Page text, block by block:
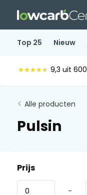
Top 25 Nieuw
★★★★★
★★★★★ 9,3 uit
Alle producten
Pulsin
Prijs
-